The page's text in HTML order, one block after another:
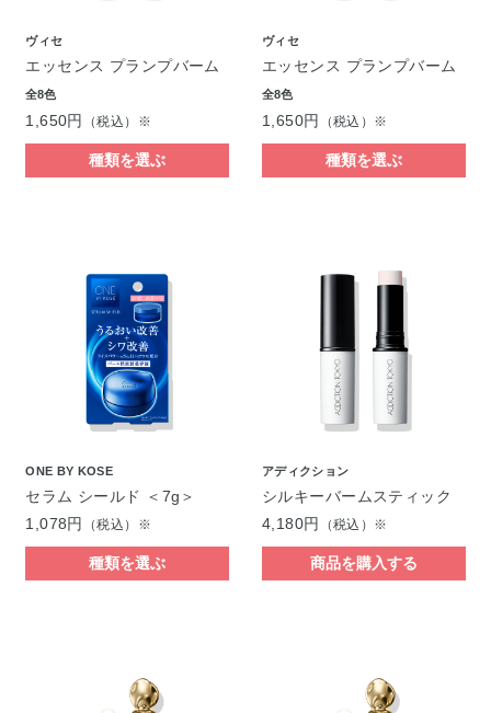
ヴィセ
エッセンス プランプバーム
全8色
1,650円 （税込）※
種類を選ぶ
ヴィセ
エッセンス プランプバーム
全8色
1,650円 （税込）※
種類を選ぶ
ONE BY KOSE
セラム シールド ＜7g＞
1,078円
（税込）※
種類を選ぶ
アディクション
シルキーバームスティック
4,180円
（税込）※
商品を購入する